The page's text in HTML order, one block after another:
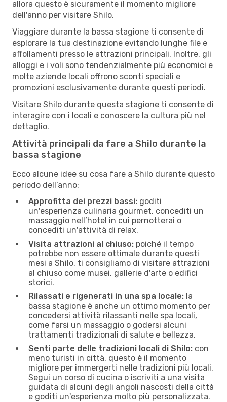
allora questo è sicuramente il momento migliore
dell'anno per visitare Shilo.
Viaggiare durante la bassa stagione ti consente di
esplorare la tua destinazione evitando lunghe file e
affollamenti presso le attrazioni principali. Inoltre, gli
alloggi e i voli sono tendenzialmente più economici e
molte aziende locali offrono sconti speciali e
promozioni esclusivamente durante questi periodi.
Visitare Shilo durante questa stagione ti consente di
interagire con i locali e conoscere la cultura più nel
dettaglio.
Attività principali da fare a Shilo durante la
bassa stagione
Ecco alcune idee su cosa fare a Shilo durante questo
periodo dell’anno:
Approfitta dei prezzi bassi: goditi
un'esperienza culinaria gourmet, concediti un
massaggio nell’hotel in cui pernotterai o
concediti un'attività di relax.
Visita attrazioni al chiuso: poiché il tempo
potrebbe non essere ottimale durante questi
mesi a Shilo, ti consigliamo di visitare attrazioni
al chiuso come musei, gallerie d'arte o edifici
storici.
Rilassati e rigenerati in una spa locale: la
bassa stagione è anche un ottimo momento per
concedersi attività rilassanti nelle spa locali,
come farsi un massaggio o godersi alcuni
trattamenti tradizionali di salute e bellezza.
Senti parte delle tradizioni locali di Shilo: con
meno turisti in città, questo è il momento
migliore per immergerti nelle tradizioni più locali.
Segui un corso di cucina o iscriviti a una visita
guidata di alcuni degli angoli nascosti della città
e goditi un'esperienza molto più personalizzata.